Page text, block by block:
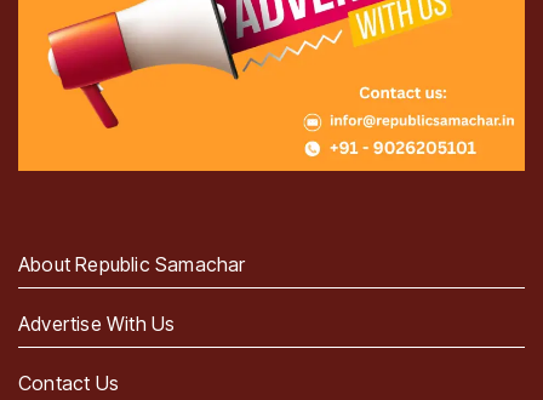
About Republic Samachar
Advertise With Us
Contact Us